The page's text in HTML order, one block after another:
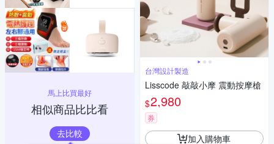
馬上比買最好
相似商品比比看
去比較
台灣設計製造
Lisscode 敲敲小摩 震動按摩槍
$2,980
券
加入購物車